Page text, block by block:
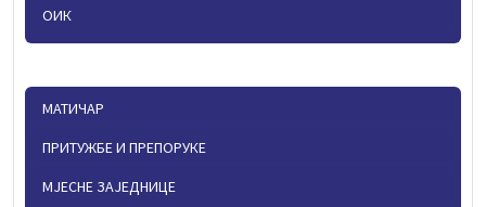
ОИК
МАТИЧАР
ПРИТУЖБЕ И ПРЕПОРУКЕ
МЈЕСНЕ ЗАЈЕДНИЦЕ